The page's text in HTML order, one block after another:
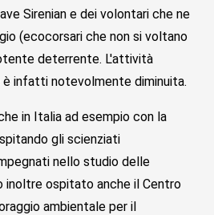
Sirenian e dei volontari che ne
(ecocorsari che non si voltano
deterrente. L'attività
è infatti notevolmente diminuita.
in Italia ad esempio con la
gli scienziati
nello studio delle
inoltre ospitato anche il Centro
ambientale per il